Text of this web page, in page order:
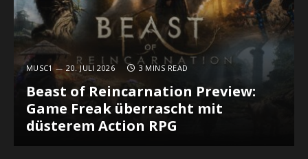
MUSC1 20. JULI 2026 3 MINS READ
Beast of Reincarnation Preview:
Game Freak überrascht mit
düsterem Action RPG